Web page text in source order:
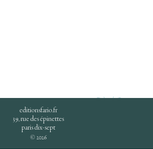
editionsfario.fr
39, rue des épinettes
paris dix-sept
© 2026